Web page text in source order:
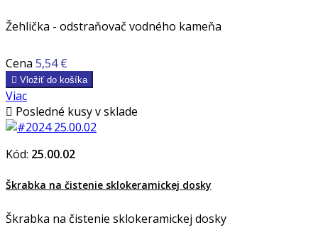
Žehlička - odstraňovač vodného kameňa
Cena 5,54 €
 Vložiť do košíka
Viac
 Posledné kusy v sklade
Kód: 25.00.02
Škrabka na čistenie sklokeramickej dosky
Škrabka na čistenie sklokeramickej dosky